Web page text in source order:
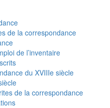
de la correspondance
de l’inventaire
du XVIIIe siècle
de la correspondance